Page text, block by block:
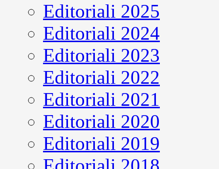
Editoriali 2025
Editoriali 2024
Editoriali 2023
Editoriali 2022
Editoriali 2021
Editoriali 2020
Editoriali 2019